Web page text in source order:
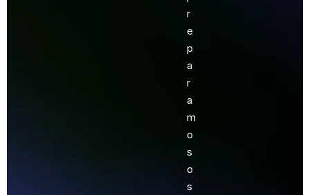
r
e
p
a
r
a
m
o
s
o
s